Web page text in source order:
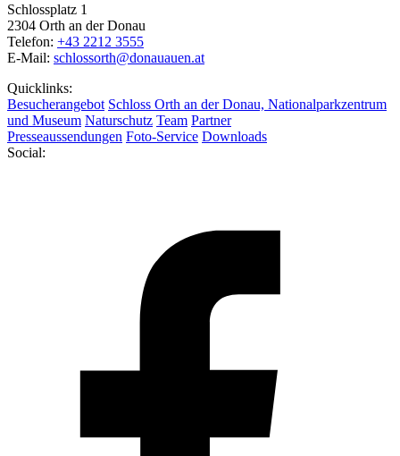
Schlossplatz 1
2304 Orth an der Donau
Telefon: +43 2212 3555
E-Mail: schlossorth@donauauen.at
Quicklinks:
Besucherangebot Schloss Orth an der Donau, Nationalparkzentrum
und Museum Naturschutz Team Partner
Presseaussendungen Foto-Service Downloads
Social: